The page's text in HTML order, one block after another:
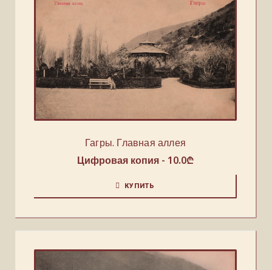
Гагры. Главная аллея
Цифровая копия - 10.0₾
КУПИТЬ